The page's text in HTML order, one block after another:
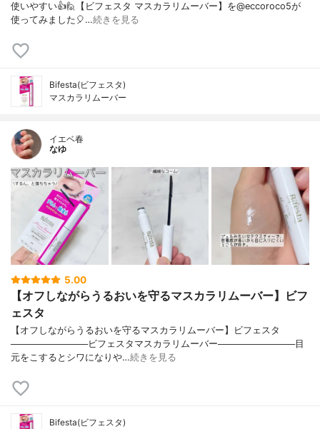
使いやすい👍⁡⁡⁡🙋【ビフェスタ マスカラリムーバー】を@eccoroco5が
使ってみました🎈…続きを見る
Bifesta(ビフェスタ)
マスカラリムーバー
イエベ春
なゆ
5.00
【オフしながらうるおいを守るマスカラリムーバー】ビフ
ェスタ
【オフしながらうるおいを守るマスカラリムーバー】ビフェスタ
────────────ビフェスタマスカラリムーバー────────────目
元をこするとシワになりや…続きを見る
Bifesta(ビフェスタ)